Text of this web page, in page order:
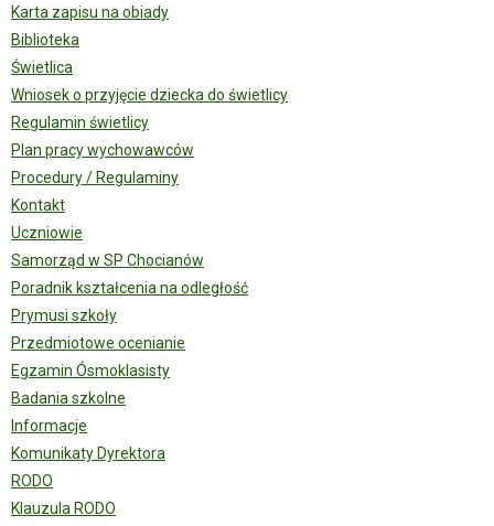
Karta zapisu na obiady
Biblioteka
Świetlica
Wniosek o przyjęcie dziecka do świetlicy
Regulamin świetlicy
Plan pracy wychowawców
Procedury / Regulaminy
Kontakt
Uczniowie
Samorząd w SP Chocianów
Poradnik kształcenia na odległość
Prymusi szkoły
Przedmiotowe ocenianie
Egzamin Ósmoklasisty
Badania szkolne
Informacje
Komunikaty Dyrektora
RODO
Klauzula RODO